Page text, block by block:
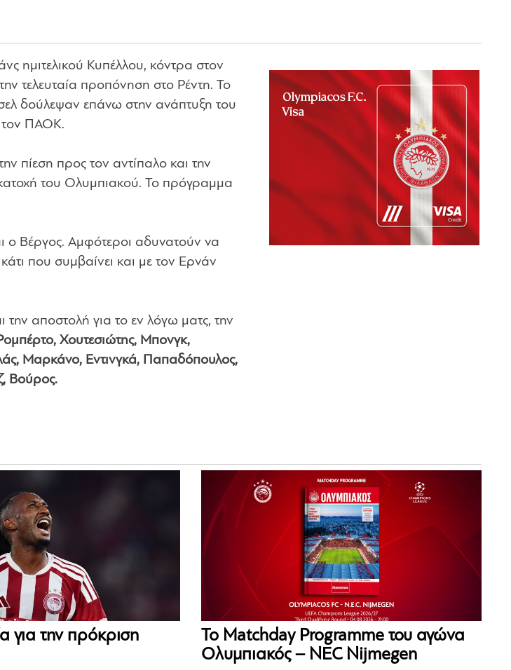
ημιτελικού Κυπέλλου, κόντρα στον
τελευταία προπόνηση στο Ρέντη. Το
δούλεψαν επάνω στην ανάπτυξη του
τον ΠΑΟΚ.
πίεση προς τον αντίπαλο και την
του Ολυμπιακού. Το πρόγραμμα
ο Βέργος. Αμφότεροι αδυνατούν να
που συμβαίνει και με τον Ερνάν
την αποστολή για το εν λόγω ματς, την
Χουτεσιώτης, Μπονγκ,
Μαρκάνο, Εντινγκά, Παπαδόπουλος,
Βούρος.
για την πρόκριση
Το Matchday Programme του αγώνα
Ολυμπιακός – NEC Nijmegen